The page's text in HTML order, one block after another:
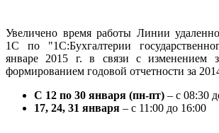
Увеличено время работы Линии
1С по "1С:Бухгалтерии
январе 2015 г. в связи с изменением
формированием годовой отчетности за
C 12 по 30 января (пн-пт) – с 08:30
17, 24, 31 января – с 11:00 до 16:00